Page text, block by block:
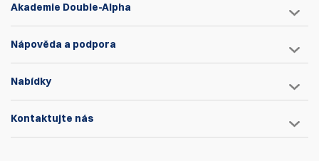
Akademie Double-Alpha
Nápověda a podpora
Nabídky
Kontaktujte nás